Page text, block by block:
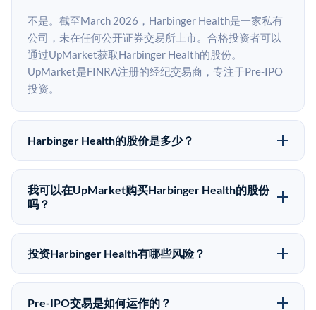
不是。截至March 2026，Harbinger Health是一家私有
公司，未在任何公开证券交易所上市。合格投资者可以
通过UpMarket获取Harbinger Health的股份。
UpMarket是FINRA注册的经纪交易商，专注于Pre-IPO
投资。
Harbinger Health的股价是多少？
Harbinger Health没有公开股价，因为它是一家私有公
司。最近的已知股价来自其最近一轮融资。 二级市场上
的Pre-IPO股价可能因供需和市场条件而与最近一轮融资
我可以在UpMarket购买Harbinger Health的股份
吗？
可以。合格投资者可以通过填写本页表单或在
upmarket.co创建账户来表达对Harbinger Health股份的
金额为50,000美元。UpMarket是FINRA注册的经纪交
易商，自2019年以来已经纪超过5亿美元的另类投资。
投资Harbinger Health有哪些风险？
Pre-IPO投资存在重大风险。Harbinger Health的股份流
动性低，意味着没有公开市场可以快速出售。不存在确
Pre-IPO交易是如何运作的？